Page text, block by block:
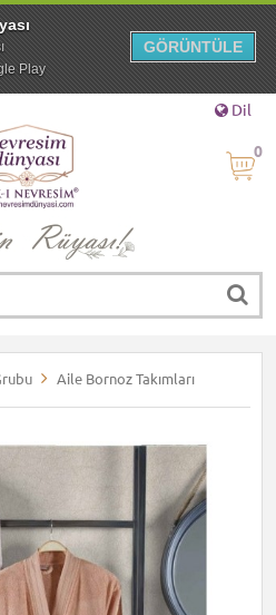
Dil
0
Aile Bornoz Takımları
Play
GÖRÜNTÜLE